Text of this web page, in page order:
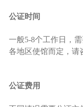
公证时间
一般5-8个工作日，
各地区使馆而定，请
公证费用